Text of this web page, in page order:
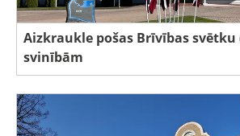
Aizkraukle pošas Brīvības svētku
svinībām